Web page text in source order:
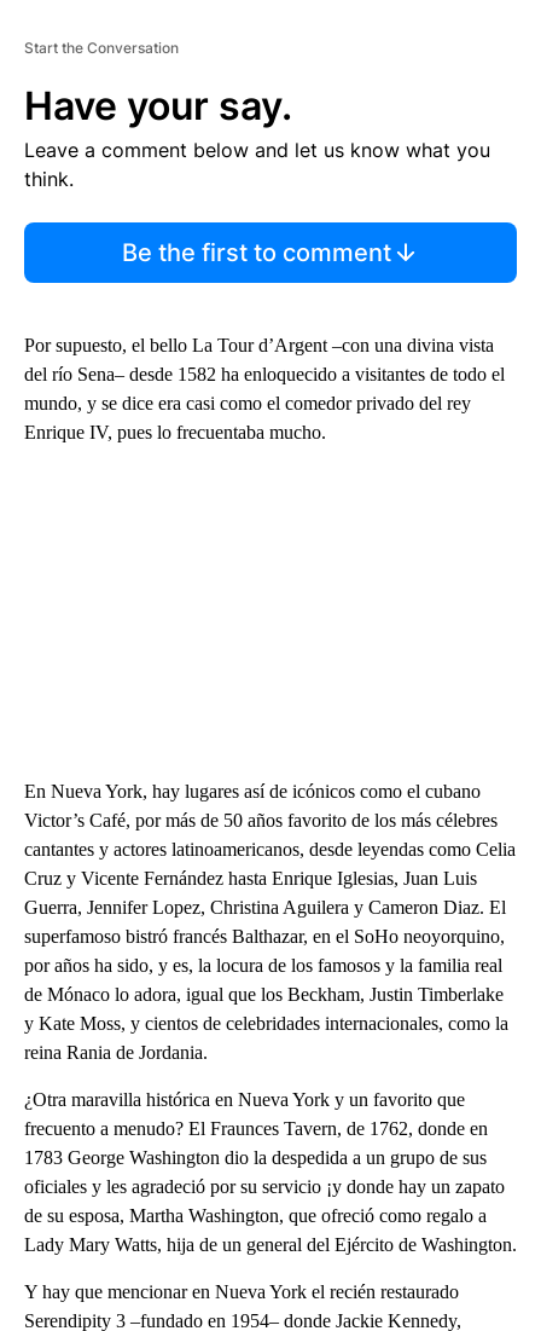
Start the Conversation
Have your say.
Leave a comment below and let us know what you
think.
Be the first to comment
Por supuesto, el bello La Tour d’Argent –con una divina vista
del río Sena– desde 1582 ha enloquecido a visitantes de todo el
mundo, y se dice era casi como el comedor privado del rey
Enrique IV, pues lo frecuentaba mucho.
En Nueva York, hay lugares así de icónicos como el cubano
Victor’s Café, por más de 50 años favorito de los más célebres
cantantes y actores latinoamericanos, desde leyendas como Celia
Cruz y Vicente Fernández hasta Enrique Iglesias, Juan Luis
Guerra, Jennifer Lopez, Christina Aguilera y Cameron Diaz. El
superfamoso bistró francés Balthazar, en el SoHo neoyorquino,
por años ha sido, y es, la locura de los famosos y la familia real
de Mónaco lo adora, igual que los Beckham, Justin Timberlake
y Kate Moss, y cientos de celebridades internacionales, como la
reina Rania de Jordania.
¿Otra maravilla histórica en Nueva York y un favorito que
frecuento a menudo? El Fraunces Tavern, de 1762, donde en
1783 George Washington dio la despedida a un grupo de sus
oficiales y les agradeció por su servicio ¡y donde hay un zapato
de su esposa, Martha Washington, que ofreció como regalo a
Lady Mary Watts, hija de un general del Ejército de Washington.
Y hay que mencionar en Nueva York el recién restaurado
Serendipity 3 –fundado en 1954– donde Jackie Kennedy,